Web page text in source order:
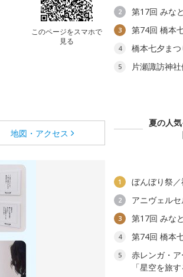
このページをスマホで
見る
地図・アクセス
2 第17回 みな
3 第74回 橋本
4 橋本七夕ま
5
片瀬諏訪神
夏の人
1 ぼんぼり祭
2 アニヴェル
3 第17回 みな
4 第74回 橋本
5
赤レンガ・ア
「星空を旅